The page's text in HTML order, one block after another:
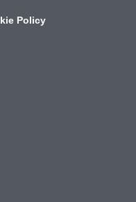
Policy